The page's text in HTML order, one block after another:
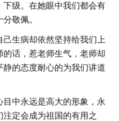
下级。在她眼中我们都会有
敬佩。
生病却依然坚持给我们上
话，惹老师生气，老师却
的态度耐心的为我们讲道
中永远是高大的形象，永
定会成为祖国的有用之